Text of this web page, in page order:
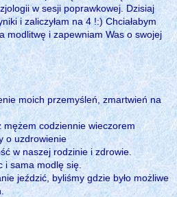
w sesji poprawkowej. Dzisiaj
i zaliczyłam na 4 !:) Chciałabym
modlitwę i zapewniam Was o swojej
moich przemyśleń, zmartwień na
codziennie wieczorem
o uzdrowienie
w naszej rodzinie i zdrowie.
i sama modlę się.
jeździć, byliśmy gdzie było możliwe